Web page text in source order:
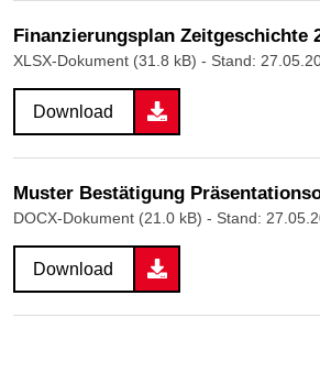
Finanzierungsplan Zeitgeschichte
XLSX-Dokument (31.8 kB) - Stand:
Download
Muster Bestätigung
DOCX-Dokument (21.0 kB) - Stand:
Download